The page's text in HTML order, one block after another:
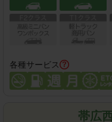
各種サービス
帯広